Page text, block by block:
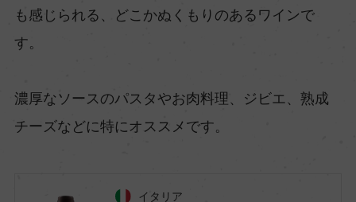
も感じられる、どこかぬくもりのあるワインで
す。
濃厚なソースのパスタやお肉料理、ジビエ、熟成
チーズなどに特にオススメです。
イタリア